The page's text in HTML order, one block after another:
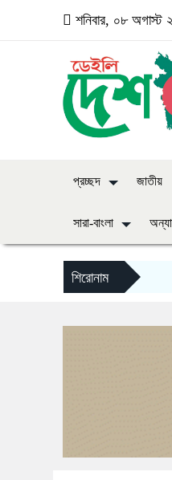
শনিবার, ০৮ অগাস্ট
প্রচ্ছদ জাতীয়
সারা-বাংলা
শিরোনাম